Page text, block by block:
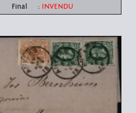
Final
: INVENDU